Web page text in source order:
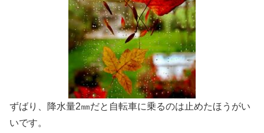
ずばり、降水量2㎜だと自転車に乗るのは止めたほうがい
いです。